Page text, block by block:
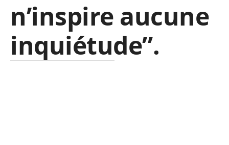
n’inspire aucune
inquiétude”.